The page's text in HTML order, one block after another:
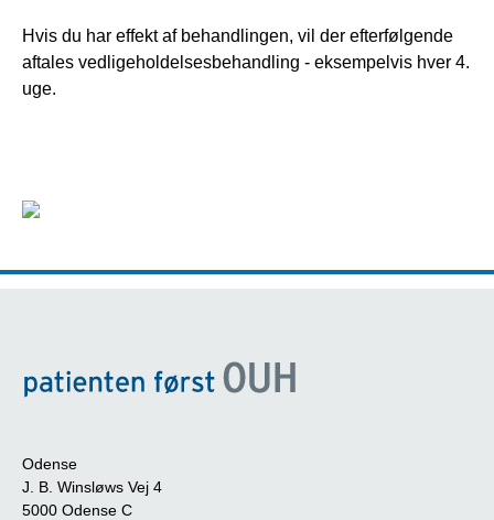
Hvis du har effekt af behandlingen, vil der efterfølgende
aftales vedligeholdelsesbehandling - eksempelvis hver 4.
uge.
Odense
J. B. Winsløws Vej 4
5000 Odense C